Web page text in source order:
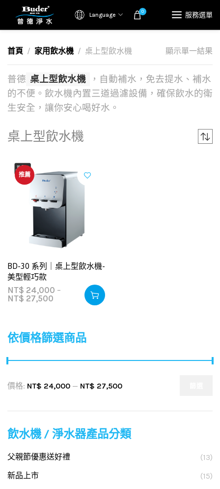
Language 0 服務選單
首頁 家用飲水機 桌上型飲水機 顯示單一結果
依價格篩選商品
價格: NT$ 24,000 — NT$ 27,500
飲水機 / 淨水器產品分類
父親節優惠送好禮
(13)
新品上市
(15)
普德 桌上型飲水機
，自動補水，免去提水、補水
的不便。飲水機內置三道過濾設備，確保飲水的衛
生安全，讓你安心喝好水。
桌上型飲水機
推薦
BD-30 系列｜桌上型飲水機-
美型輕巧款
NT$ 24,000 –
NT$ 27,500